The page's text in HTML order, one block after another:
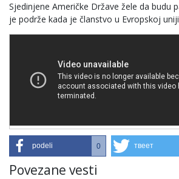
Sjedinjene Američke Države žele da budu
je podrže kada je članstvo u Evropskoj
podeli 0 твеет
Povezane vesti